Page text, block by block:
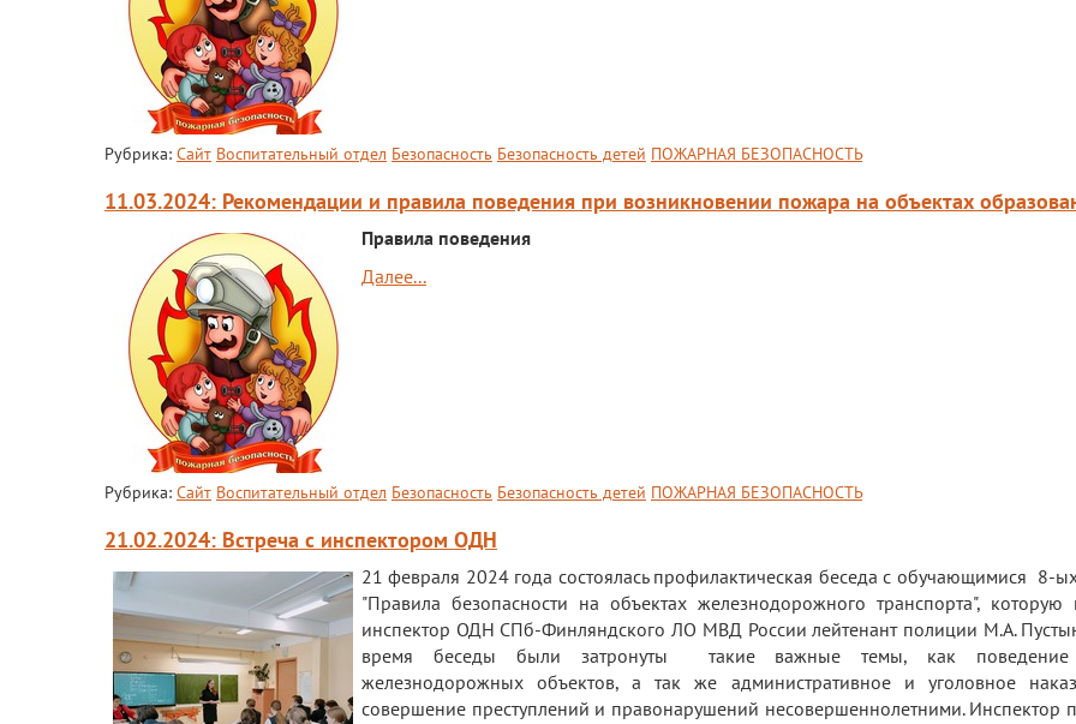
Рубрика: Сайт Воспитательный отдел Безопасность Безопасность детей ПОЖАРНАЯ БЕЗОПАСНОСТЬ
11.03.2024: Рекомендации и правила поведения при возникновении пожара на объектах
Правила поведения
Далее...
Рубрика: Сайт Воспитательный отдел Безопасность Безопасность детей ПОЖАРНАЯ БЕЗОПАСНОСТЬ
21.02.2024: Встреча с инспектором ОДН
21 февраля 2024 года состоялась профилактическая беседа с обучающимися 8-
"Правила безопасности на объектах железнодорожного транспорта", которую
инспектор ОДН СПб-Финляндского ЛО МВД России лейтенант полиции М.А.
время беседы были затронуты такие важные темы, как поведение
железнодорожных объектов, а так же административное и уголовное
совершение преступлений и правонарушений несовершеннолетними. Инспектор